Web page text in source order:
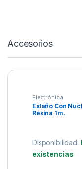
Accesorios
Electrónica
Estaño Con
Resina 1m.
Disponibilidad:
existencias